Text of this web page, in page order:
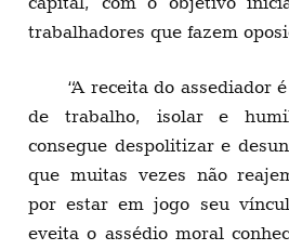
trabalhadores que fazem
“A receita do assediador
de trabalho, isolar e
consegue despolitizar e
que muitas vezes não
por estar em jogo seu
eveita o assédio moral